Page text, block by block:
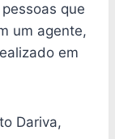
que
um agente,
em
Dariva,